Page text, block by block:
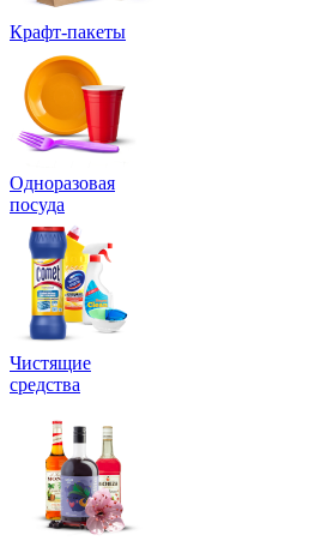
Крафт-пакеты
Одноразовая
посуда
Чистящие
средства